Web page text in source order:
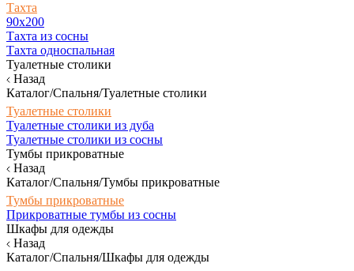
Тахта
90х200
Тахта из сосны
Тахта односпальная
Туалетные столики
Назад
Каталог/Спальня/Туалетные столики
Туалетные столики
Туалетные столики из дуба
Туалетные столики из сосны
Тумбы прикроватные
Назад
Каталог/Спальня/Тумбы прикроватные
Тумбы прикроватные
Прикроватные тумбы из сосны
Шкафы для одежды
Назад
Каталог/Спальня/Шкафы для одежды